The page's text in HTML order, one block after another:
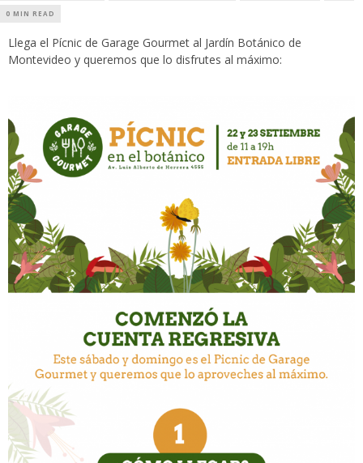
0 MIN READ
Llega el Pícnic de Garage Gourmet al Jardín Botánico de
Montevideo y queremos que lo disfrutes al máximo: